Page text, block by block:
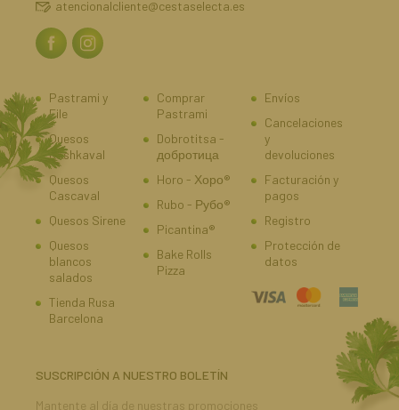
atencionalcliente@cestaselecta.es
Pastrami y
File
Quesos
Kashkaval
Quesos
Cascaval
Quesos Sirene
Quesos
blancos
salados
Tienda Rusa
Barcelona
Comprar
Pastrami
Dobrotitsa -
добротица
Horo - Хоро®
Rubo - Рубо®
Picantina®
Bake Rolls
Pizza
Envíos
Cancelaciones
y
devoluciones
Facturación y
pagos
Registro
Protección de
datos
SUSCRIPCIÓN A NUESTRO BOLETÍN
Mantente al día de nuestras promociones